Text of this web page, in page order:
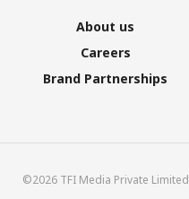
About us
Careers
Brand Partnerships
©2026 TFI Media Private Limited